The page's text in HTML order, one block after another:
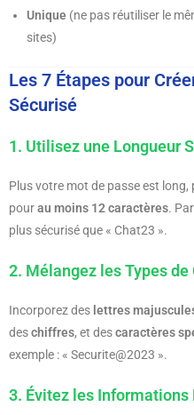
Unique (ne pas réutiliser le
sites)
Les 7 Étapes pour
Sécurisé
1. Utilisez une Longueur
Plus votre mot de passe est
pourau moins 12 caractères.
plus sécurisé que « Chat23 ».
2. Mélangez les Types de
Incorporez des lettres
deschiffres, et descaractères
exemple : « Securite@2023 ».
3. Évitez les Informations